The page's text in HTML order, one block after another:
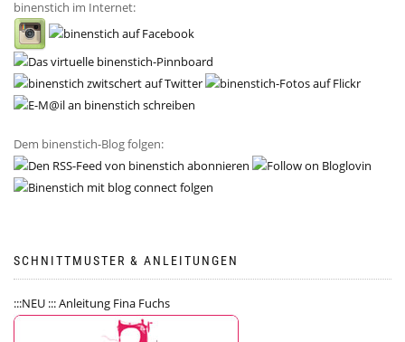
binenstich im Internet:
Dem binenstich-Blog folgen:
SCHNITTMUSTER & ANLEITUNGEN
:::NEU ::: Anleitung Fina Fuchs